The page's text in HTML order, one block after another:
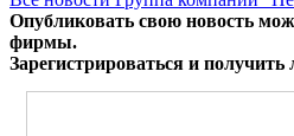
Опубликовать свою новость
фирмы.
Зарегистрироваться и